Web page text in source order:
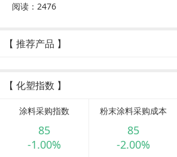
阅读：2476
【 推荐产品 】
【 化塑指数 】
涂料采购指数
85
-1.00%
粉末涂料采购成本
85
-2.00%